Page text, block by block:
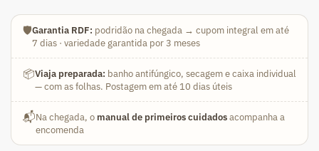
🛡️Garantia RDF: podridão na chegada → cupom integral em até
7 dias · variedade garantida por 3 meses
📦Viaja preparada: banho antifúngico, secagem e caixa individual
— com as folhas. Postagem em até 10 dias úteis
📬Na chegada, o manual de primeiros cuidadosacompanha a
encomenda